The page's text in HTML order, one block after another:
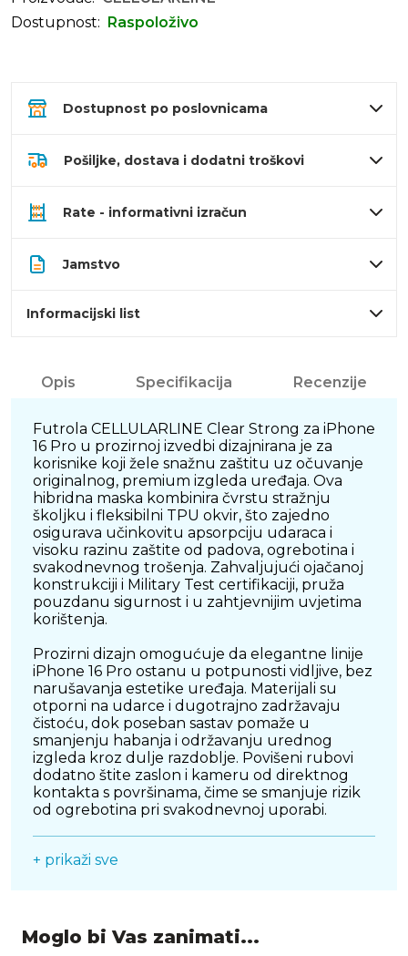
Dostupnost:
Raspoloživo
Dostupnost po poslovnicama
Pošiljke, dostava i dodatni troškovi
Rate - informativni izračun
Jamstvo
Informacijski list
Opis Specifikacija Recenzije
Futrola CELLULARLINE Clear Strong za iPhone
16 Pro u prozirnoj izvedbi dizajnirana je za
korisnike koji žele snažnu zaštitu uz očuvanje
originalnog, premium izgleda uređaja. Ova
hibridna maska kombinira čvrstu stražnju
školjku i fleksibilni TPU okvir, što zajedno
osigurava učinkovitu apsorpciju udaraca i
visoku razinu zaštite od padova, ogrebotina i
svakodnevnog trošenja. Zahvaljujući ojačanoj
konstrukciji i Military Test certifikaciji, pruža
pouzdanu sigurnost i u zahtjevnijim uvjetima
korištenja.
Prozirni dizajn omogućuje da elegantne linije
iPhone 16 Pro ostanu u potpunosti vidljive, bez
narušavanja estetike uređaja. Materijali su
otporni na udarce i dugotrajno zadržavaju
čistoću, dok poseban sastav pomaže u
smanjenju habanja i održavanju urednog
izgleda kroz dulje razdoblje. Povišeni rubovi
dodatno štite zaslon i kameru od direktnog
kontakta s površinama, čime se smanjuje rizik
od ogrebotina pri svakodnevnoj uporabi.
savršeno pristajala uređaju, uz točne izreze za
zadržava relativno tanak profil i ugodan osjećaj
u ruci, što je čini praktičnom za svakodnevnu
+ prikaži sve
Moglo bi Vas zanimati...